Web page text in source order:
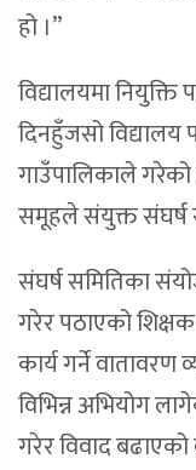
हो ।”
विद्यालयमा
दिनहुँजसो विद्यालय
गाउँपालिकाले गरेको
समूहले संयुक्त संघर्ष
संघर्ष समितिका
गरेर पठाएको
कार्य गर्ने वातावरण
विभिन्न अभियोग
गरेर विवाद